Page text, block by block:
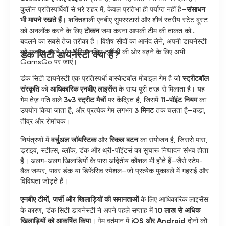
कुलीन प्रतिस्पर्धियों से भरे शहर में, केवल प्रतिभा ही पर्याप्त नहीं है—संसाधन
भी मायने रखते हैं। शक्तिशाली एनबीए सुपरस्टार्स और शीर्ष स्तरीय स्टेट बूस्ट
को अनलॉक करने के लिएटोकनजमा करना आपकी टीम की ताकत को
बदलने का सबसे तेज़ तरीका है। विशेष सौदों का आनंद लेने, अपनी डायनेस्टी
को मजबूत करने और चैम्पियनशिप ट्रॉफी की ओर बढ़ने के लिए अभी
GamsGo पर जाएं।
डंक सिटी डायनेस्टी क्या है?
डंक सिटी डायनेस्टी एक प्रतिस्पर्धी बास्केटबॉल मोबाइल गेम है जोस्ट्रीटबॉल
संस्कृतिकोआधिकारिक एनबीए लाइसेंसके साथ पूरी तरह से मिलाता है। यह
गेम तेज़ गति वाले 3v3 स्ट्रीट मैचोंपर केंद्रित है, जिसमें11-पॉइंट नियमका
उपयोग किया जाता है, और प्रत्येक गेम लगभग 3 मिनटतक चलता है—कड़ा,
तीव्र और रोमांचक।
नियंत्रणों मेंवर्चुअल जॉयस्टिकऔरस्किल बटनका संयोजन है, जिससे पास,
ड्राइव, स्टील्स, ब्लॉक, डंक और थ्री-पॉइंटर्स का सुचारू निष्पादन संभव होता
है। अलग-अलग खिलाड़ियों के पास अद्वितीय कौशल भी होते हैं—जैसे स्टेप-
बैक जम्पर, पावर डंक या डिफेंसिव स्पेशल—जो प्रत्येक मुकाबले में गहराई और
विविधता जोड़ते हैं।
एनबीए टीमों, जर्सी और खिलाड़ियों की समानताओंके लिए आधिकारिक लाइसेंस
के कारण, डंक सिटी डायनेस्टी ने अपने पहले सप्ताह में10 लाख से अधिक
खिलाड़ियों को आकर्षित किया। गेम वर्तमान में iOS और Android दोनों को